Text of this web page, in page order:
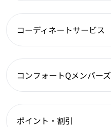
コーディネートサービス
コンフォートQメンバーズ
ポイント・割引